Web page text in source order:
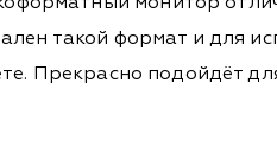
такой формат и для
Прекрасно подойдёт